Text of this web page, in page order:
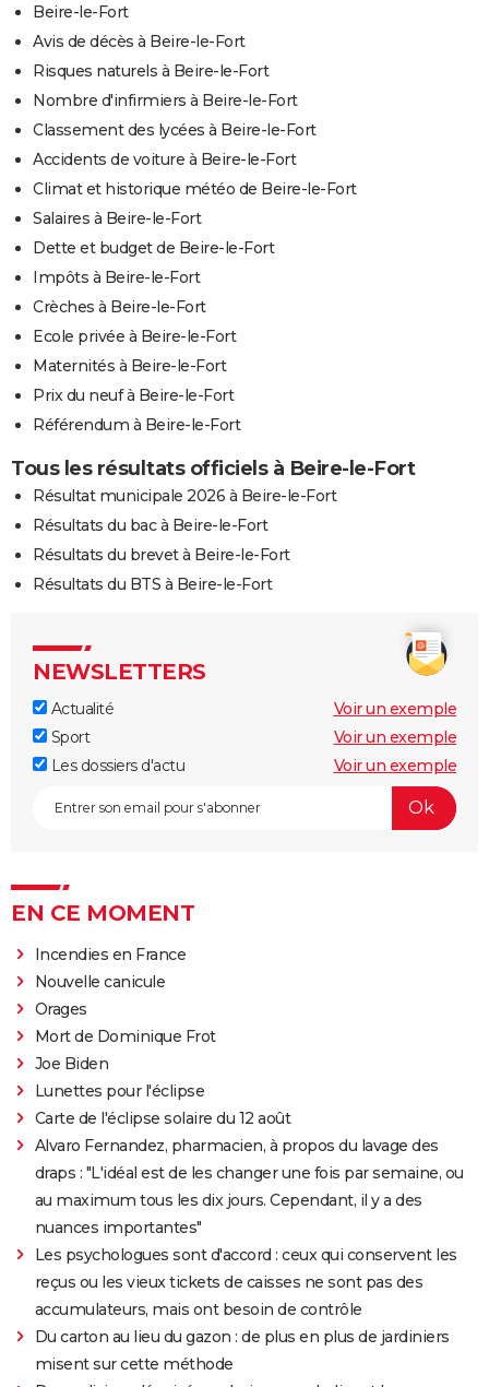
Beire-le-Fort
Avis de décès à Beire-le-Fort
Risques naturels à Beire-le-Fort
Nombre d'infirmiers à Beire-le-Fort
Classement des lycées à Beire-le-Fort
Accidents de voiture à Beire-le-Fort
Climat et historique météo de Beire-le-Fort
Salaires à Beire-le-Fort
Dette et budget de Beire-le-Fort
Impôts à Beire-le-Fort
Crèches à Beire-le-Fort
Ecole privée à Beire-le-Fort
Maternités à Beire-le-Fort
Prix du neuf à Beire-le-Fort
Référendum à Beire-le-Fort
Tous les résultats officiels à Beire-le-Fort
Résultat municipale 2026 à Beire-le-Fort
Résultats du bac à Beire-le-Fort
Résultats du brevet à Beire-le-Fort
Résultats du BTS à Beire-le-Fort
NEWSLETTERS
Actualité
Voir un exemple
Sport
Voir un exemple
Les dossiers d'actu
Voir un exemple
EN CE MOMENT
Incendies en France
Nouvelle canicule
Orages
Mort de Dominique Frot
Joe Biden
Lunettes pour l'éclipse
Carte de l'éclipse solaire du 12 août
Alvaro Fernandez, pharmacien, à propos du lavage des
draps : "L'idéal est de les changer une fois par semaine, ou
au maximum tous les dix jours. Cependant, il y a des
nuances importantes"
Les psychologues sont d'accord : ceux qui conservent les
reçus ou les vieux tickets de caisses ne sont pas des
accumulateurs, mais ont besoin de contrôle
Du carton au lieu du gazon : de plus en plus de jardiniers
misent sur cette méthode